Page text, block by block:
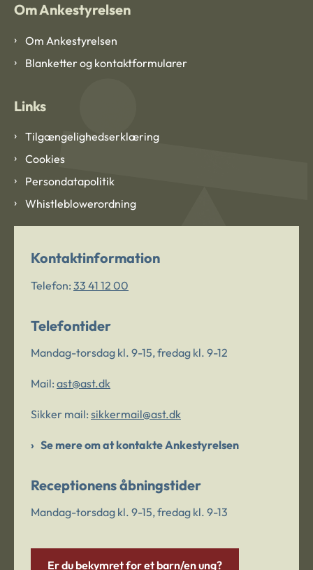
Om Ankestyrelsen
Om Ankestyrelsen
Blanketter og kontaktformularer
Links
Tilgængelighedserklæring
Cookies
Persondatapolitik
Whistleblowerordning
Kontaktinformation
Telefon: 33 41 12 00
Telefontider
Mandag-torsdag kl. 9-15, fredag kl. 9-12
Mail: ast@ast.dk
Sikker mail: sikkermail@ast.dk
Se mere om at kontakte Ankestyrelsen
Receptionens åbningstider
Mandag-torsdag kl. 9-15, fredag kl. 9-13
Er du bekymret for et barn/en ung?